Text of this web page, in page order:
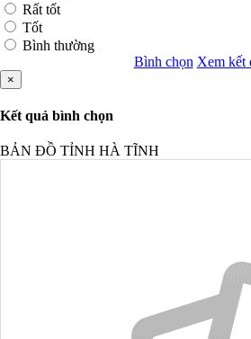
Rất tốt
Tốt
Bình thường
Bình chọn Xem kết
×
Kết quả bình chọn
BẢN ĐỒ TỈNH HÀ TĨNH